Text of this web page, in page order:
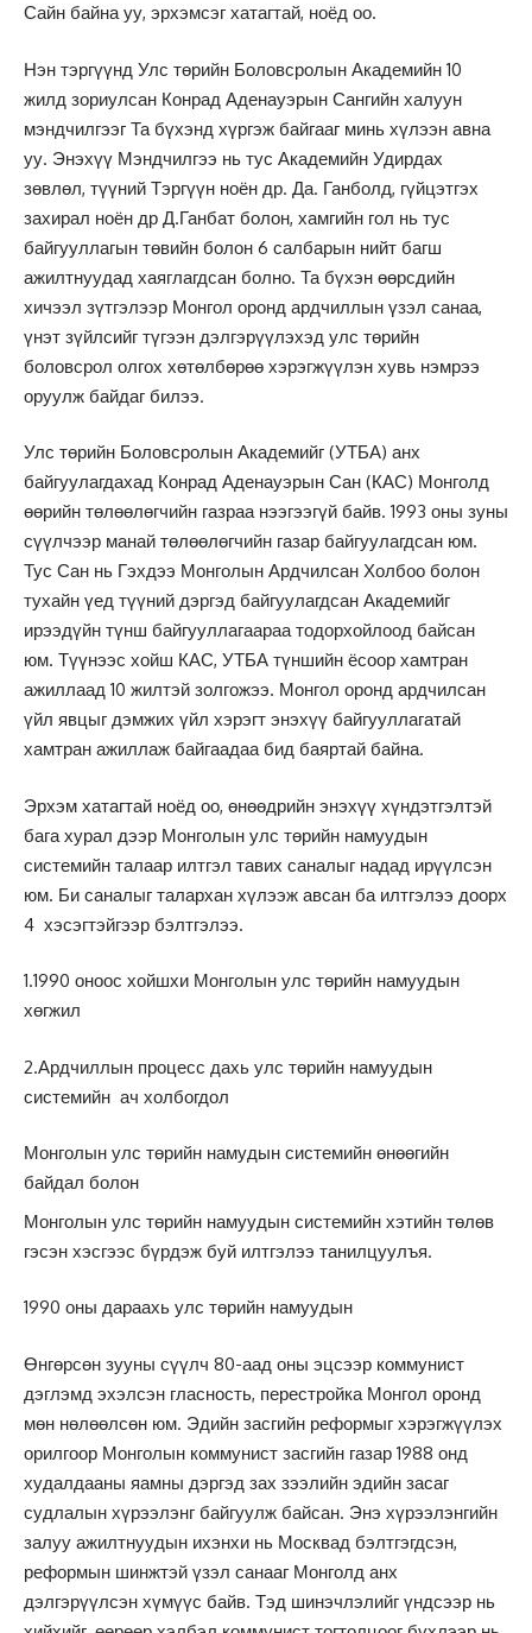
Сайн байна уу, эрхэмсэг хатагтай, ноёд оо.
Нэн тэргүүнд Улс төрийн Боловсролын Академийн 10
жилд зориулсан Конрад Аденауэрын Сангийн халуун
мэндчилгээг Та бүхэнд хүргэж байгааг минь хүлээн авна
уу. Энэхүү Мэндчилгээ нь тус Академийн Удирдах
зөвлөл, түүний Тэргүүн ноён др. Да. Ганболд, гүйцэтгэх
захирал ноён др Д.Ганбат болон, хамгийн гол нь тус
байгууллагын төвийн болон 6 салбарын нийт багш
ажилтнуудад хаяглагдсан болно. Та бүхэн өөрсдийн
хичээл зүтгэлээр Монгол оронд ардчиллын үзэл санаа,
үнэт зүйлсийг түгээн дэлгэрүүлэхэд улс төрийн
боловсрол олгох хөтөлбөрөө хэрэгжүүлэн хувь нэмрээ
оруулж байдаг билээ.
Улс төрийн Боловсролын Академийг (УТБА) анх
байгуулагдахад Конрад Аденауэрын Сан (КАС) Монголд
өөрийн төлөөлөгчийн газраа нээгээгүй байв. 1993 оны зуны
сүүлчээр манай төлөөлөгчийн газар байгуулагдсан юм.
Тус Сан нь Гэхдээ Монголын Ардчилсан Холбоо болон
тухайн үед түүний дэргэд байгуулагдсан Академийг
ирээдүйн түнш байгууллагаараа тодорхойлоод байсан
юм. Түүнээс хойш КАС, УТБА түншийн ёсоор хамтран
ажиллаад 10 жилтэй золгожээ. Монгол оронд ардчилсан
үйл явцыг дэмжих үйл хэрэгт энэхүү байгууллагатай
хамтран ажиллаж байгаадаа бид баяртай байна.
Эрхэм хатагтай ноёд оо, өнөөдрийн энэхүү хүндэтгэлтэй
бага хурал дээр Монголын улс төрийн намуудын
системийн талаар илтгэл тавих саналыг надад ирүүлсэн
юм. Би саналыг талархан хүлээж авсан ба илтгэлээ доорх
4 хэсэгтэйгээр бэлтгэлээ.
1.1990 оноос хойшхи Монголын улс төрийн намуудын
хөгжил
2.Ардчиллын процесс дахь улс төрийн намуудын
системийн ач холбогдол
Монголын улс төрийн намудын системийн өнөөгийн
байдал болон
Монголын улс төрийн намуудын системийн хэтийн төлөв
гэсэн хэсгээс бүрдэж буй илтгэлээ танилцуулъя.
1990 оны дараахь улс төрийн намуудын
Өнгөрсөн зууны сүүлч 80-аад оны эцсээр коммунист
дэглэмд эхэлсэн гласность, перестройка Монгол оронд
мөн нөлөөлсөн юм. Эдийн засгийн реформыг хэрэгжүүлэх
орилгоор Монголын коммунист засгийн газар 1988 онд
худалдааны яамны дэргэд зах зээлийн эдийн засаг
судлалын хүрээлэнг байгуулж байсан. Энэ хүрээлэнгийн
залуу ажилтнуудын ихэнхи нь Москвад бэлтгэгдсэн,
реформын шинжтэй үзэл санааг Монголд анх
дэлгэрүүлсэн хүмүүс байв. Тэд шинэчлэлийг үндсээр нь